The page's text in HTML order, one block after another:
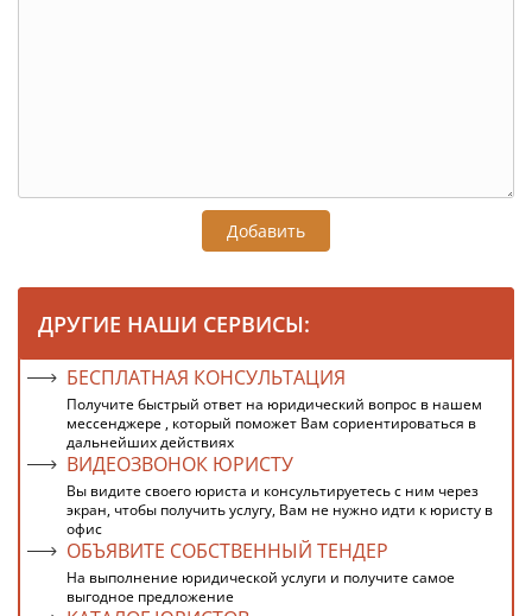
Добавить
ДРУГИЕ НАШИ СЕРВИСЫ:
БЕСПЛАТНАЯ КОНСУЛЬТАЦИЯ
Получите быстрый ответ на юридический вопрос в нашем
мессенджере , который поможет Вам сориентироваться в
дальнейших действиях
ВИДЕОЗВОНОК ЮРИСТУ
Вы видите своего юриста и консультируетесь с ним через
экран, чтобы получить услугу, Вам не нужно идти к юристу в
офис
ОБЪЯВИТЕ СОБСТВЕННЫЙ ТЕНДЕР
На выполнение юридической услуги и получите самое
выгодное предложение